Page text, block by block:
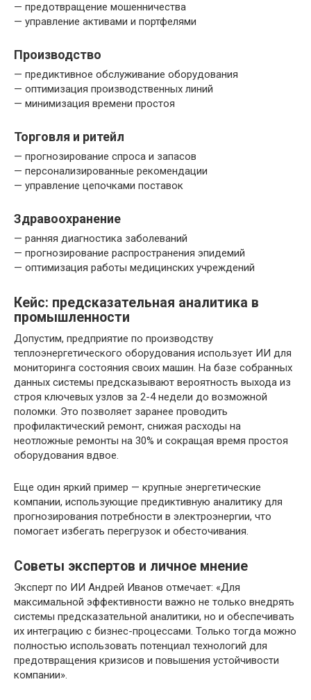
— предотвращение мошенничества
— управление активами и портфелями
Производство
— предиктивное обслуживание оборудования
— оптимизация производственных линий
— минимизация времени простоя
Торговля и ритейл
— прогнозирование спроса и запасов
— персонализированные рекомендации
— управление цепочками поставок
Здравоохранение
— ранняя диагностика заболеваний
— прогнозирование распространения эпидемий
— оптимизация работы медицинских учреждений
Кейс: предсказательная аналитика в
промышленности
Допустим, предприятие по производству
теплоэнергетического оборудования использует ИИ для
мониторинга состояния своих машин. На базе собранных
данных системы предсказывают вероятность выхода из
строя ключевых узлов за 2-4 недели до возможной
поломки. Это позволяет заранее проводить
профилактический ремонт, снижая расходы на
неотложные ремонты на 30% и сокращая время простоя
оборудования вдвое.
Еще один яркий пример — крупные энергетические
компании, использующие предиктивную аналитику для
прогнозирования потребности в электроэнергии, что
помогает избегать перегрузок и обесточивания.
Советы экспертов и личное мнение
Эксперт по ИИ Андрей Иванов отмечает: «Для
максимальной эффективности важно не только внедрять
системы предсказательной аналитики, но и обеспечивать
их интеграцию с бизнес-процессами. Только тогда можно
полностью использовать потенциал технологий для
предотвращения кризисов и повышения устойчивости
компании».